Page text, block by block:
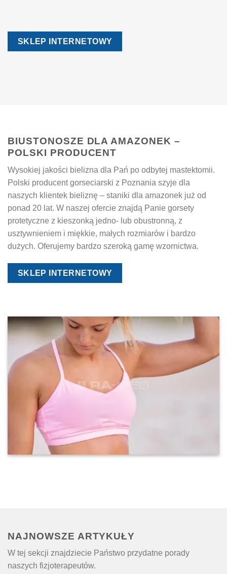
SKLEP INTERNETOWY
BIUSTONOSZE DLA AMAZONEK –
POLSKI PRODUCENT
Wysokiej jakości bielizna dla Pań po odbytej mastektomii.
Polski producent gorseciarski z Poznania szyje dla
naszych klientek bieliznę – staniki dla amazonek już od
ponad 20 lat. W naszej ofercie znajdą Panie gorsety
protetyczne z kieszonką jedno- lub obustronną, z
usztywnieniem i miękkie, małych rozmiarów i bardzo
dużych. Oferujemy bardzo szeroką gamę wzornictwa.
SKLEP INTERNETOWY
NAJNOWSZE ARTYKUŁY
W tej sekcji znajdziecie Państwo przydatne porady
naszych fizjoterapeutów.